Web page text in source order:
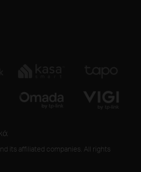
its affiliated companies. All rights